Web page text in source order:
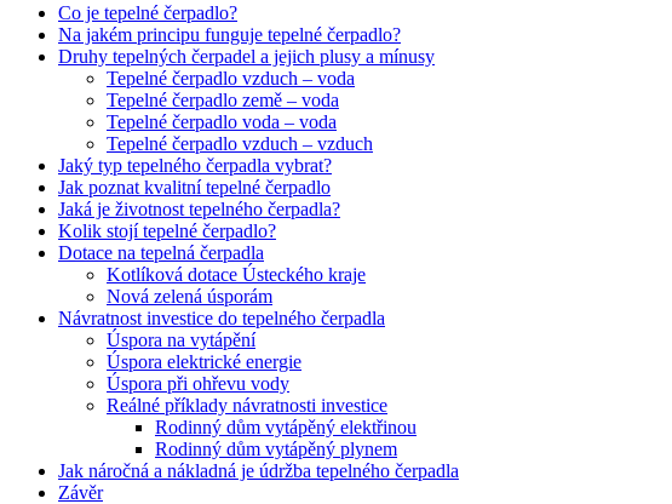
Co je tepelné čerpadlo?
Na jakém principu funguje tepelné čerpadlo?
Druhy tepelných čerpadel a jejich plusy a mínusy
Tepelné čerpadlo vzduch – voda
Tepelné čerpadlo země – voda
Tepelné čerpadlo voda – voda
Tepelné čerpadlo vzduch – vzduch
Jaký typ tepelného čerpadla vybrat?
Jak poznat kvalitní tepelné čerpadlo
Jaká je životnost tepelného čerpadla?
Kolik stojí tepelné čerpadlo?
Dotace na tepelná čerpadla
Kotlíková dotace Ústeckého kraje
Nová zelená úsporám
Návratnost investice do tepelného čerpadla
Úspora na vytápění
Úspora elektrické energie
Úspora při ohřevu vody
Reálné příklady návratnosti investice
Rodinný dům vytápěný elektřinou
Rodinný dům vytápěný plynem
Jak náročná a nákladná je údržba tepelného čerpadla
Závěr